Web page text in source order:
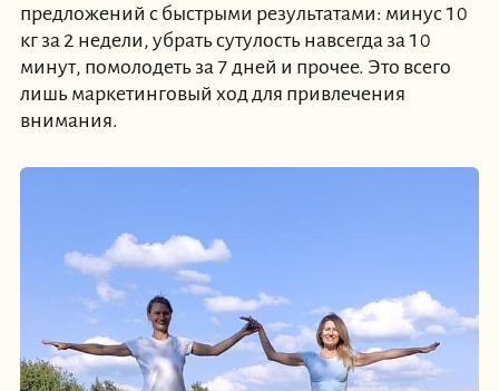
предложений с быстрыми результатами: минус 10
кг за 2 недели, убрать сутулость навсегда за 10
минут, помолодеть за 7 дней и прочее. Это всего
лишь маркетинговый ход для привлечения
внимания.